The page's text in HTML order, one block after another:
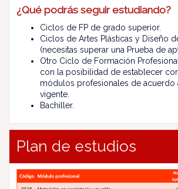
¿Qué podrás seguir estudiando?
Ciclos de FP de grado superior.
Ciclos de Artes Plásticas y Diseño
(necesitas superar una Prueba de
Otro Ciclo de Formación
con la posibilidad de establecer
módulos profesionales de acuerdo
vigente.
Bachiller.
Plan de estudios